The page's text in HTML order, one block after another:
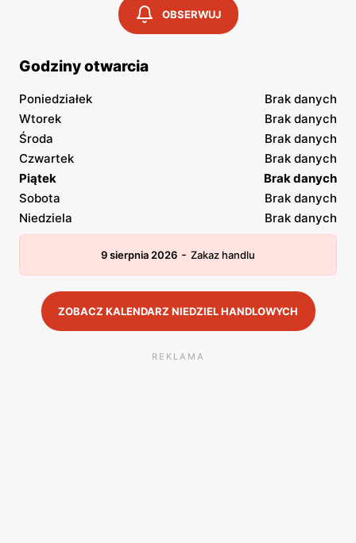
OBSERWUJ
Godziny otwarcia
Poniedziałek
Brak danych
Wtorek
Brak danych
Środa
Brak danych
Czwartek
Brak danych
Piątek
Brak danych
Sobota
Brak danych
Niedziela
Brak danych
9 sierpnia 2026 - Zakaz handlu
ZOBACZ KALENDARZ NIEDZIEL HANDLOWYCH
REKLAMA